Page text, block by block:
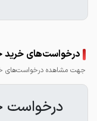
درخواست‌های خرید
جهت مشاهده درخواست‌های
درخواست